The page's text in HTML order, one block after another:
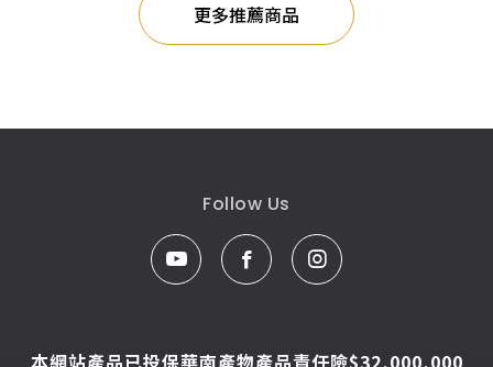
更多推薦商品
Follow Us
本網站產品已投保華南產物產品責任險$32,000,000